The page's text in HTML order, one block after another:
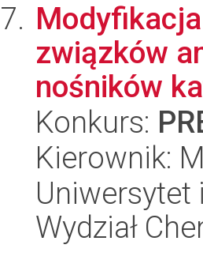
związków
nośników
Konkurs:
Kierownik:
Uniwersytet
Wydział